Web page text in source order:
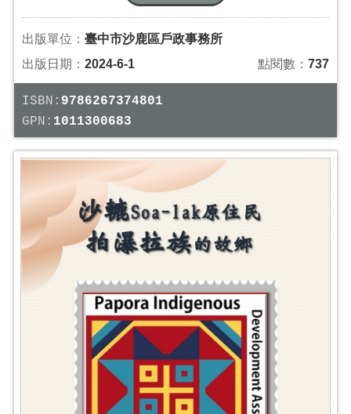
出版單位： 臺中市沙鹿區戶政事務所
出版日期： 2024-6-1 點閱數：737
ISBN: 9786267374801
GPN: 1011300683